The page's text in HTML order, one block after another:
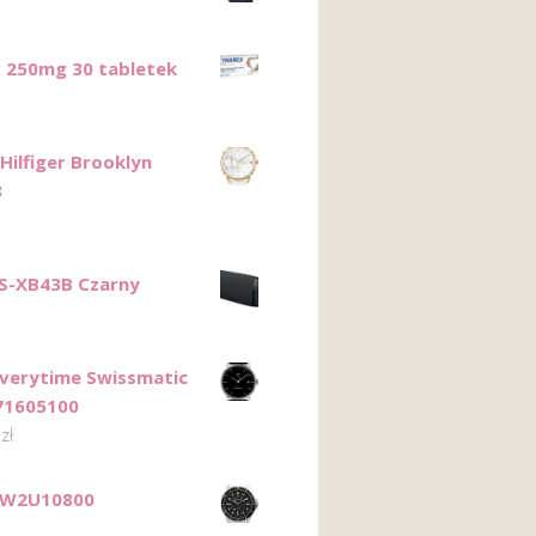
250mg 30 tabletek
Brooklyn
XB43B Czarny
Swissmatic
zł